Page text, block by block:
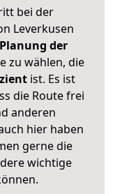
bei der
Leverkusen
Planung der
zu wählen, die
ist. Es ist
die Route frei
anderen
hier haben
gerne die
wichtige